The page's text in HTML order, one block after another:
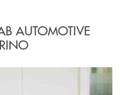
AUTOMOTIVE